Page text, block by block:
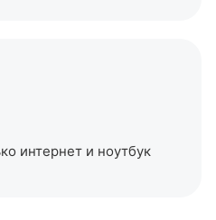
интернет и ноутбук